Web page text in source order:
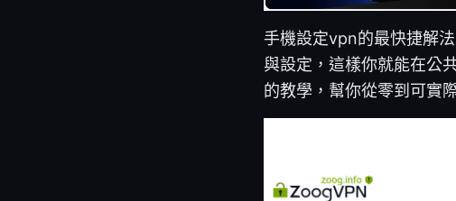
手機設定vpn的最快捷解
與設定，這樣你就能在公
的教學，幫你從零到可實